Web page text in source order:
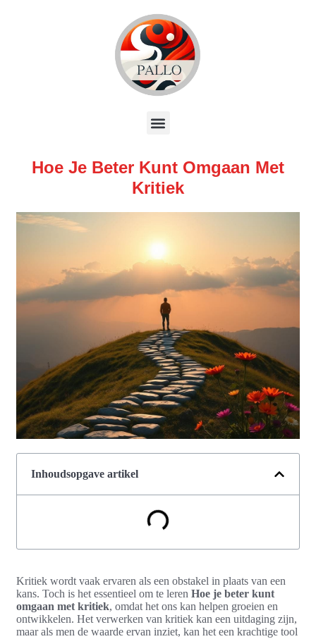
Hoe Je Beter Kunt Omgaan Met
Kritiek
Inhoudsopgave artikel
Kritiek wordt vaak ervaren als een obstakel in plaats van een
kans. Toch is het essentieel om te leren Hoe je beter kunt
omgaan met kritiek, omdat het ons kan helpen groeien en
ontwikkelen. Het verwerken van kritiek kan een uitdaging zijn,
maar als men de waarde ervan inziet, kan het een krachtige tool